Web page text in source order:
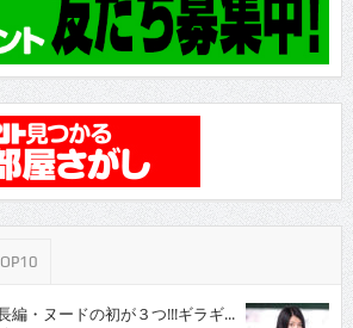
・ヌードの初が３つ!!!ギラギ...